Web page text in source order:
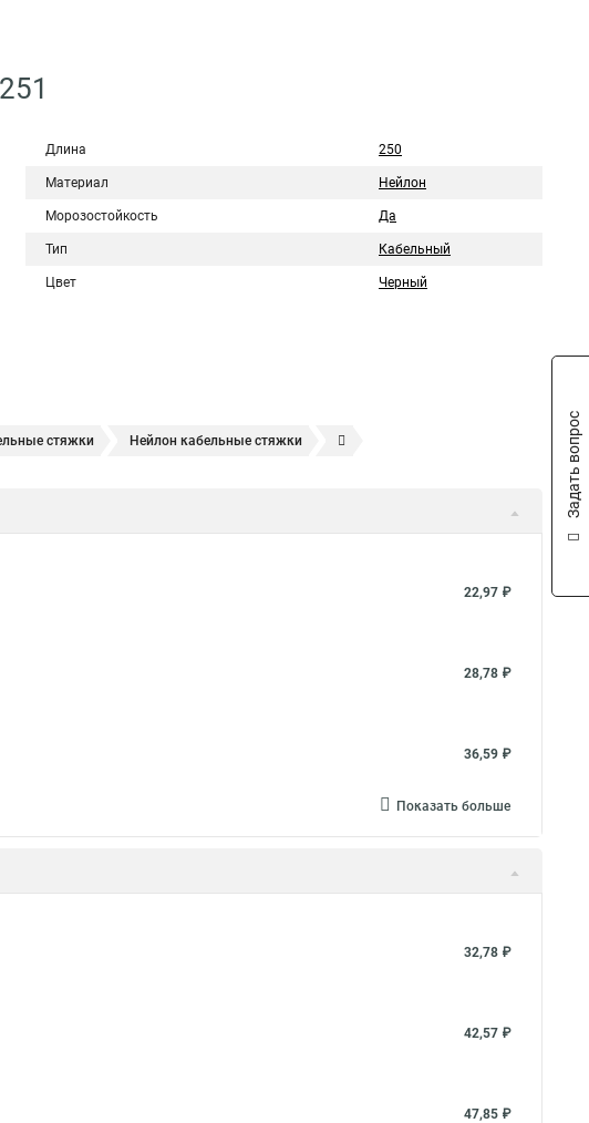
Длина 250
Материал Нейлон
Морозостойкость Да
Тип Кабельный
Цвет Черный
стяжки Нейлон кабельные стяжки
22,97 ₽
28,78 ₽
36,59 ₽
Показать больше
32,78 ₽
42,57 ₽
47,85 ₽
Задать вопрос